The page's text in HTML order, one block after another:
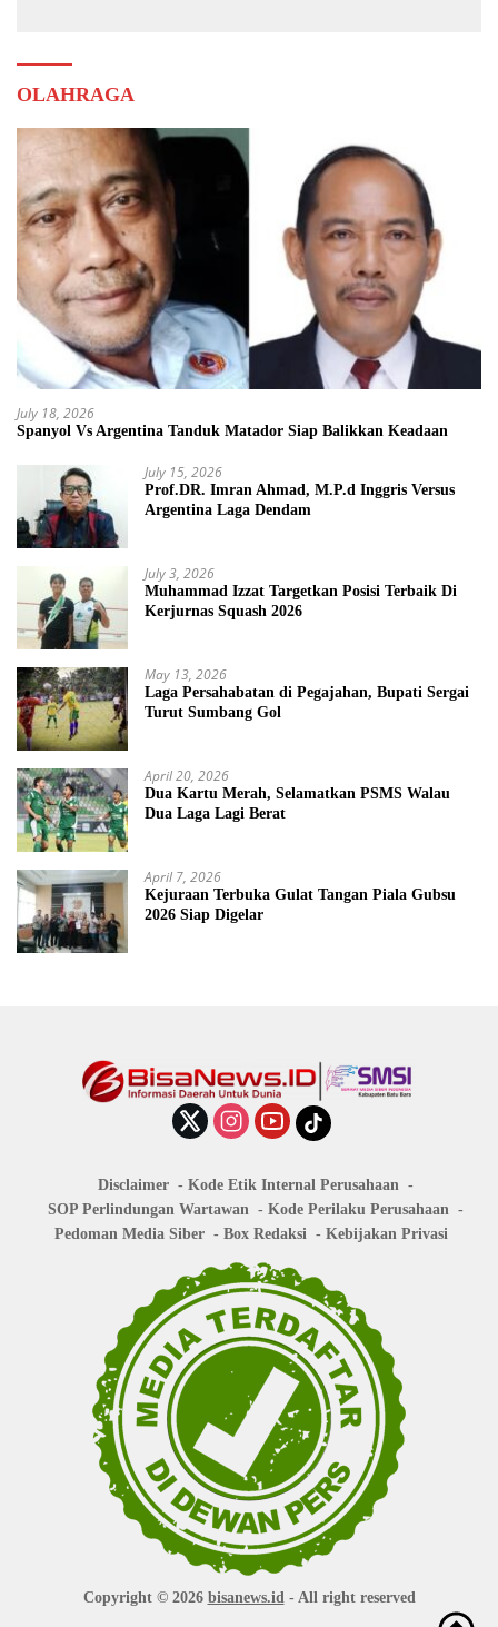
OLAHRAGA
July 18, 2026
Spanyol Vs Argentina Tanduk Matador Siap Balikkan Keadaan
July 15, 2026
Prof.DR. Imran Ahmad, M.P.d Inggris Versus
Argentina Laga Dendam
July 3, 2026
Muhammad Izzat Targetkan Posisi Terbaik Di
Kerjurnas Squash 2026
May 13, 2026
Laga Persahabatan di Pegajahan, Bupati Sergai
Turut Sumbang Gol
April 20, 2026
Dua Kartu Merah, Selamatkan PSMS Walau
Dua Laga Lagi Berat
April 7, 2026
Kejuraan Terbuka Gulat Tangan Piala Gubsu
2026 Siap Digelar
Disclaimer
Kode Etik Internal Perusahaan
SOP Perlindungan Wartawan
Kode Perilaku Perusahaan
Pedoman Media Siber
Box Redaksi Kebijakan Privasi
Copyright © 2026 bisanews.id- All right reserved